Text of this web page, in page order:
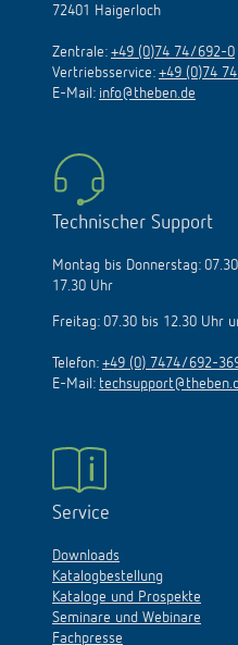
72401 Haigerloch
Zentrale: +49 (0)74 74/692-0
Vertriebsservice: +49 (0)74
E-Mail: info@theben.de
Technischer Support
Montag bis Donnerstag:
17.30 Uhr
Freitag: 07.30 bis 12.30 Uhr
Telefon: +49 (0) 7474/692-
E-Mail:
Service
Downloads
Katalogbestellung
Kataloge und Prospekte
Seminare und Webinare
Fachpresse